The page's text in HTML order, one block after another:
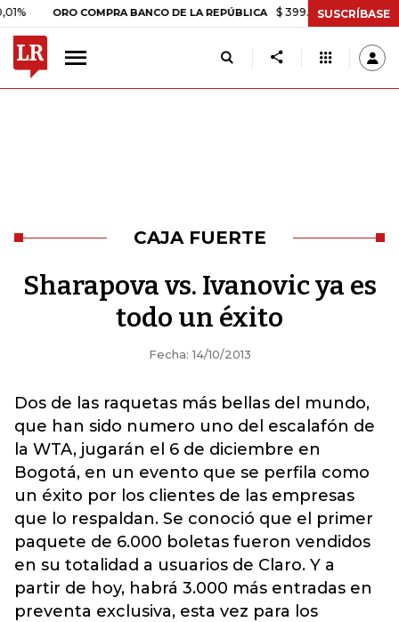
ORO COMPRA BANCO DE LA REPÚBLICA $ 399.745,16 +$ 2.295,71
SUSCRÍBASE
CAJA FUERTE
Sharapova vs. Ivanovic ya es
todo un éxito
Fecha: 14/10/2013
Dos de las raquetas más bellas del mundo,
que han sido numero uno del escalafón de
la WTA, jugarán el 6 de diciembre en
Bogotá, en un evento que se perfila como
un éxito por los clientes de las empresas
que lo respaldan. Se conoció que el primer
paquete de 6.000 boletas fueron vendidos
en su totalidad a usuarios de Claro. Y a
partir de hoy, habrá 3.000 más entradas en
preventa exclusiva, esta vez para los